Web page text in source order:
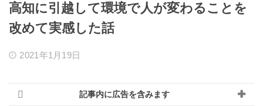
高知に引越して環境で人が変わることを
改めて実感した話
2021年1月19日
記事内に広告を含みます